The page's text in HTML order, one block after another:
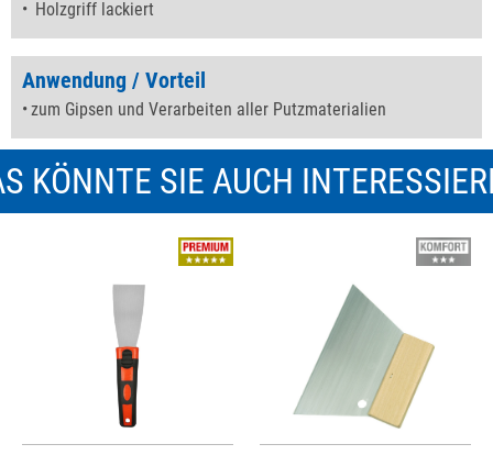
Holzgriff lackiert
Anwendung / Vorteil
zum Gipsen und Verarbeiten aller Putzmaterialien
KÖNNTE SIE AUCH